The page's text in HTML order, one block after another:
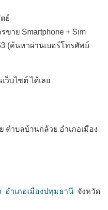
ย์
าย Smartphone + Sim
(ค้นหาผ่านเบอร์โทรศัพย์
ว็บไซต์ ได้เลย
ตำบลบ้านกล้วย อำเภอเมือง
อำเภอเมืองปทุมธานี จังหวัด